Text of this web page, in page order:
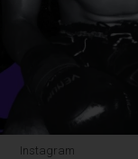
Instagram